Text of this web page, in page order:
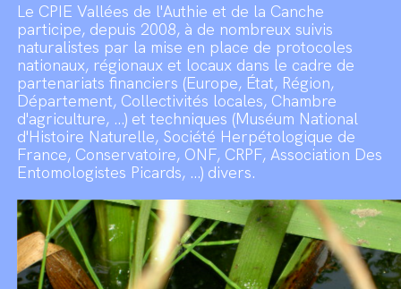
Le CPIE Vallées de l'Authie et de la Canche
participe, depuis 2008, à de nombreux suivis
naturalistes par la mise en place de protocoles
nationaux, régionaux et locaux dans le cadre de
partenariats financiers (Europe, État, Région,
Département, Collectivités locales, Chambre
d'agriculture, ...) et techniques (Muséum National
d'Histoire Naturelle, Société Herpétologique de
France, Conservatoire, ONF, CRPF, Association Des
Entomologistes Picards, ...) divers.